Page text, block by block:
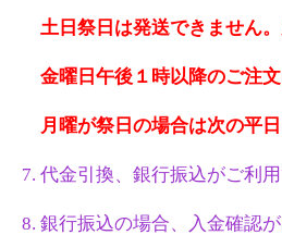
土日祭日は発送できません
金曜日午後１時以降のご注
月曜が祭日の場合は次の平
7. 代金引換、銀行振込がご利
8. 銀行振込の場合、入金確認